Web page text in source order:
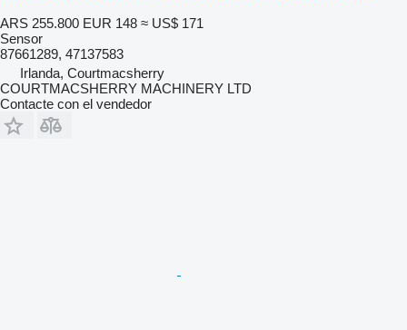
ARS 255.800 EUR 148 ≈ US$ 171
Sensor
87661289, 47137583
Irlanda, Courtmacsherry
COURTMACSHERRY MACHINERY LTD
Contacte con el vendedor